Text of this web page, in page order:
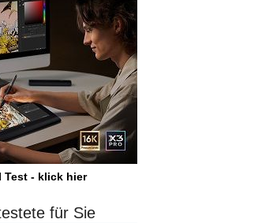
Test - klick hier
für Sie